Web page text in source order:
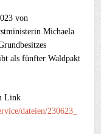
von
Michaela
als fünfter Waldpakt
Link
dateien/230623_